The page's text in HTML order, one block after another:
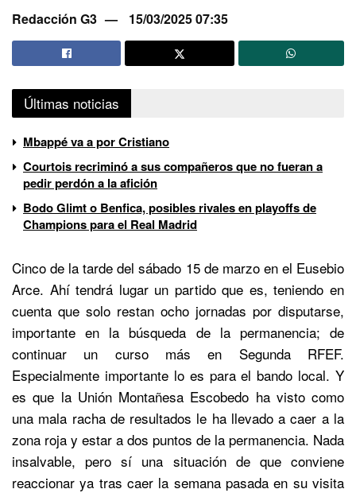
Redacción G3 15/03/2025 07:35
Últimas noticias
Mbappé va a por Cristiano
Courtois recriminó a sus compañeros que no fueran a
pedir perdón a la afición
Bodo Glimt o Benfica, posibles rivales en playoffs de
Champions para el Real Madrid
Cinco de la tarde del sábado 15 de marzo en el Eusebio
Arce. Ahí tendrá lugar un partido que es, teniendo en
cuenta que solo restan ocho jornadas por disputarse,
importante en la búsqueda de la permanencia; de
continuar un curso más en Segunda RFEF.
Especialmente importante lo es para el bando local. Y
es que la Unión Montañesa Escobedo ha visto como
una mala racha de resultados le ha llevado a caer a la
zona roja y estar a dos puntos de la permanencia. Nada
insalvable, pero sí una situación de que conviene
reaccionar ya tras caer la semana pasada en su visita